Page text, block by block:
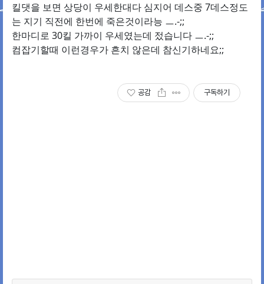
킬댓을 보면 상당이 우세한대다 심지어 데스중 7데스정도
는 지기 직전에 한번에 죽은것이라능 ㅡ.-;;
한마디로 30킬 가까이 우세였는데 젔습니다 ㅡ.-;;
컴잡기할때 이런경우가 흔치 않은데 참신기하네요;;
공감 구독하기